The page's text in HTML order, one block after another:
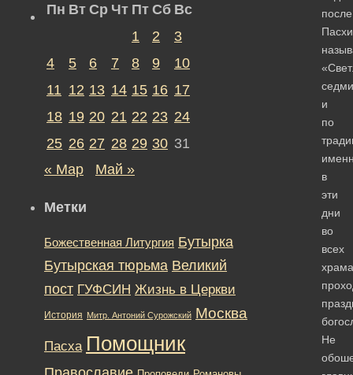
после
Пасхи
и
по
в
эти
дни
во
всех
Не
Пн Вт Ср Чт Пт Сб Вс
1
2
3
4
5 6 7 8 9
10
11 12 13 14 15 16 17
18 19 20 21 22 23 24
25 26 27 28 29 30 31
« Мар
Май »
Метки
Божественная Литургия Бутырка
Бутырская тюрьма Великий
пост ГУФСИН Жизнь в Церкви
История Митр. Антоний Сурожский Москва
Пасха Помощник